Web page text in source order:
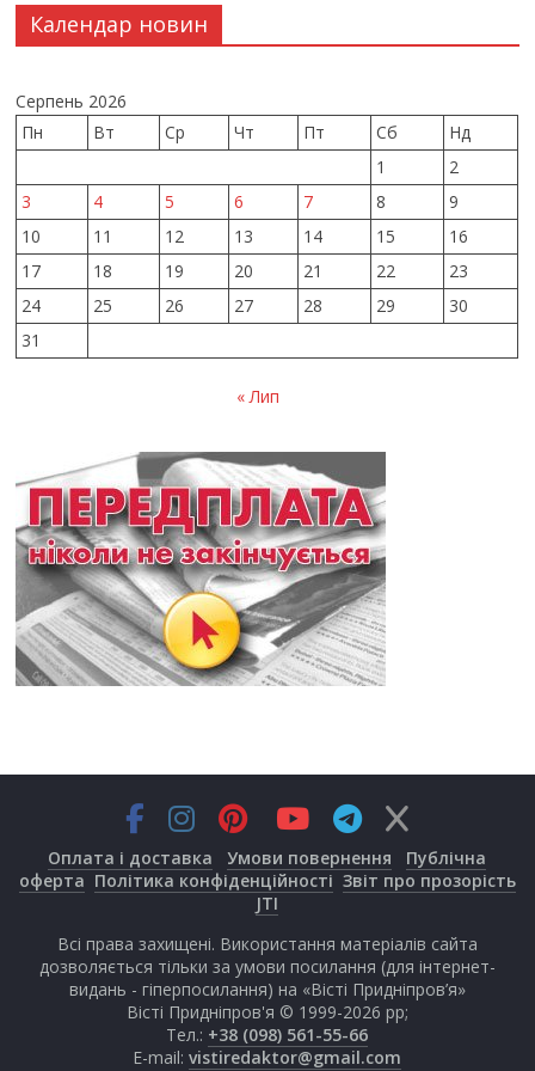
Календар новин
Серпень 2026
Пн
Вт Ср Чт Пт Сб
Нд
1
2
3
4 5 6 7 8
9
10
11 12 13 14 15
16
17
18 19 20 21 22
23
24
25 26 27 28 29
30
31
« Лип
Оплата і доставка Умови повернення
Публічна
оферта Політика конфіденційності Звіт про прозорість
JTI
Всі права захищені. Використання матеріалів сайта
дозволяється тільки за умови посилання (для інтернет-
видань - гіперпосилання) на «Вісті Придніпров’я»
Вісті Придніпров'я © 1999-2026 рр;
Тел.: +38 (098) 561-55-66
E-mail: vistiredaktor@gmail.com